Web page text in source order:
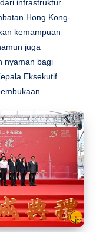
infrastruktur
Hong Kong-
kemampuan
juga
nyaman bagi
Eksekutif